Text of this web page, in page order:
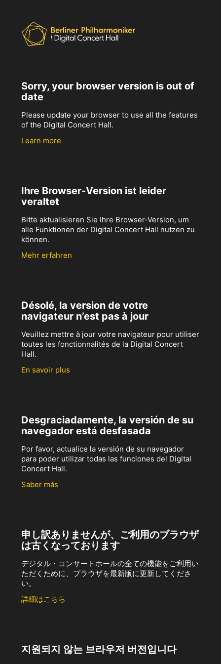
Sorry, your browser version is out of
date
Please update your browser to use all the features
of the Digital Concert Hall.
Learn more
Ihre Browser-Version ist leider
veraltet
Bitte aktualisieren Sie Ihre Browser-Version, um
alle Funktionen der Digital Concert Hall nutzen zu
können.
Mehr erfahren
Désolé, la version de votre
navigateur n’est pas à jour
Veuillez mettre à jour votre navigateur pour utiliser
toutes les fonctionnalités de la Digital Concert
Hall.
En savoir plus
Desgraciadamente, la versión de su
navegador está desfasada
Por favor, actualice la versión de su navegador
para poder utilizar todas las funciones del Digital
Concert Hall.
Saber más
申し訳ありませんが、ご利用のブラウザ
は古くなっております
デジタル・コンサートホールの全ての機能をご利用い
ただくために、ブラウザを最新版に更新してくださ
い。
詳細はこちら
지원되지 않는 브라우저 버전입니다